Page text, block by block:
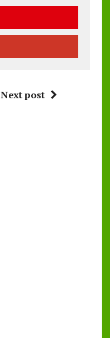
Next post